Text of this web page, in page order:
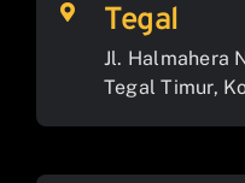
Tegal
Jl. Halmahera
Tegal Timur,